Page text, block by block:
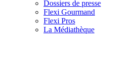
Dossiers de presse
Flexi Gourmand
Flexi Pros
La Médiathèque